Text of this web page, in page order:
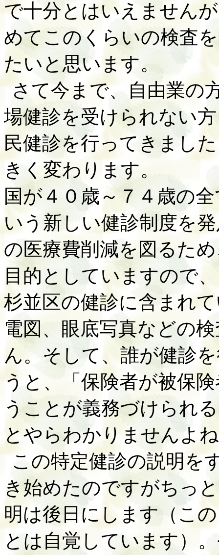
で十分とはいえません
めてこのくらいの検査
たいと思います。
さて今まで、自由業の
場健診を受けられない
民健診を行ってきまし
きく変わります。
国が４０歳～７４歳の
いう新しい健診制度を
の医療費削減を図るた
目的としていますので
杉並区の健診に含まれ
電図、眼底写真などの
ん。そして、誰が健診
うと、「保険者が被保
うことが義務づけられ
とやらわかりませんよ
この特定健診の説明を
き始めたのですがちっ
明は後日にします（こ
とは自覚しています）